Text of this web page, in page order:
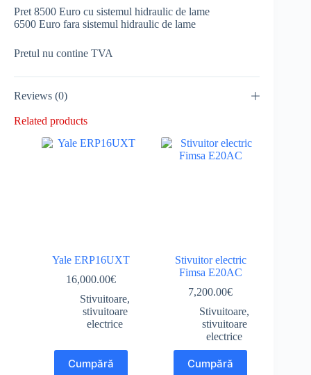
Pret 8500 Euro cu sistemul hidraulic de lame
6500 Euro fara sistemul hidraulic de lame
Pretul nu contine TVA
Reviews (0)
Related products
Yale ERP16UXT
16,000.00€
Stivuitoare,
stivuitoare
electrice
Cumpără
Stivuitor electric
Fimsa E20AC
7,200.00€
Stivuitoare,
stivuitoare
electrice
Cumpără